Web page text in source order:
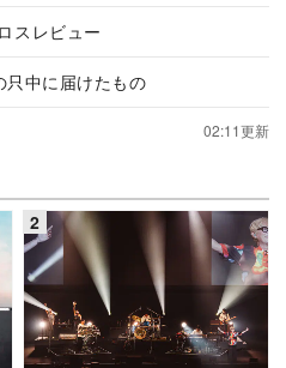
スレビュー
中に届けたもの
02:11更新